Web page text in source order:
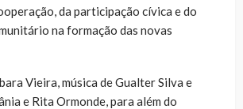
da participação cívica e do
na formação das novas
Vieira, música de Gualter Silva e
e Rita Ormonde, para além do